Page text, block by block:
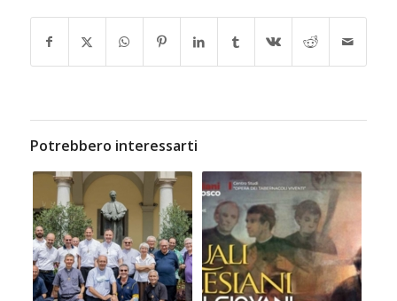
Potrebbero interessarti